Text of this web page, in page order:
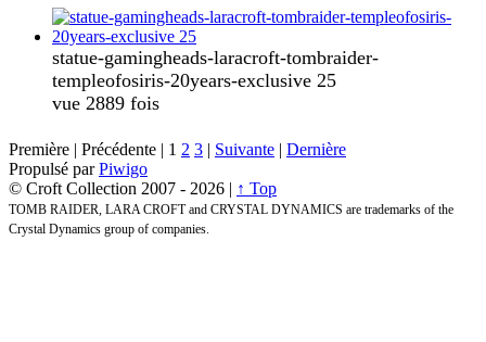
statue-gamingheads-laracroft-tombraider-
templeofosiris-20years-exclusive 25
vue 2889 fois
Première | Précédente | 1 2 3 | Suivante | Dernière
Propulsé parPiwigo
© Croft Collection 2007 - 2026 | ↑ Top
TOMB RAIDER, LARA CROFT and CRYSTAL DYNAMICS are trademarks of the
Crystal Dynamics group of companies.